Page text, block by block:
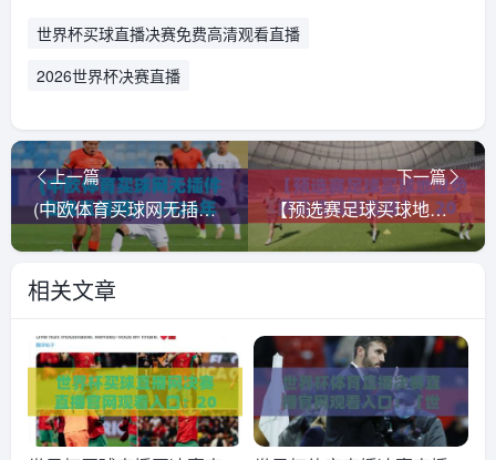
世界杯买球直播决赛免费高清观看直播
2026世界杯决赛直播
上一篇
(中欧体育买球网无插件在线直播网)：2026年看球新选择，零卡顿体验分享
下一篇
【预选赛足球买球地址免费高清观看直播】！2026年最全观赛指南来了
相关文章